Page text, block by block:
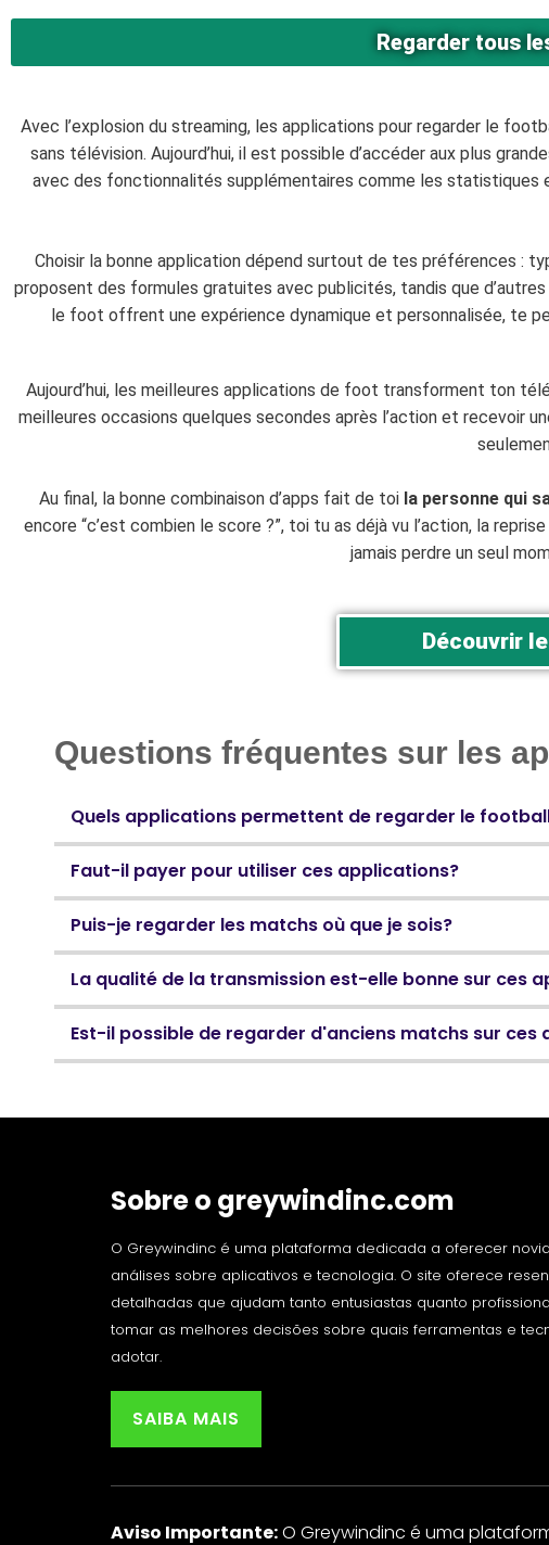
Regarder tous
Avec l’explosion du streaming, les applications pour regarder le
sans télévision. Aujourd’hui, il est possible d’accéder aux plus
avec des fonctionnalités supplémentaires comme les
Choisir la bonne application dépend surtout de tes préférences :
proposent des formules gratuites avec publicités, tandis que
le foot offrent une expérience dynamique et personnalisée, te
Aujourd’hui, les meilleures applications de foot transforment ton
meilleures occasions quelques secondes après l’action et recevoir
Au final, la bonne combinaison d’apps fait de toi la personne qui
encore “c’est combien le score ?”, toi tu as déjà vu l’action, la
jamais perdre un seul
Découvrir
Questions fréquentes sur les
Quels applications permettent de regarder le
Faut-il payer pour utiliser ces applications?
Puis-je regarder les matchs où que je sois?
La qualité de la transmission est-elle bonne sur ces
Est-il possible de regarder d'anciens matchs sur ces
Sobre o greywindinc.com
O Greywindinc é uma plataforma dedicada a oferecer
análises sobre aplicativos e tecnologia. O site oferece
detalhadas que ajudam tanto entusiastas quanto
tomar as melhores decisões sobre quais ferramentas e
adotar.
SAIBA MAIS
Aviso Importante:O Greywindinc é uma